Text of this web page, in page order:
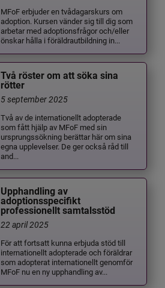
MFoF erbjuder en tvådagarskurs om
adoption. Kursen vänder sig till dig som
arbetar med adoptionsfrågor och/eller
önskar hålla i föräldrautbildning in...
Två röster om att söka sina
rötter
5 september 2025
Två av de internationellt adopterade
som fått hjälp av MFoF med sin
ursprungssökning berättar här om sina
egna upplevelser. De ger också råd till
and...
Upphandling av
adoptionsspecifikt
professionellt samtalsstöd
22 april 2025
För att fortsatt kunna erbjuda stöd till
internationellt adopterade och föräldrar
som adopterat internationellt genomför
MFoF nu en ny upphandling av...